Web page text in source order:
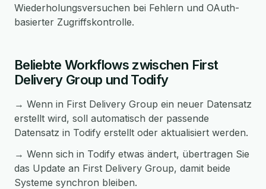
Wiederholungsversuchen bei Fehlern und OAuth-
basierter Zugriffskontrolle.
Beliebte Workflows zwischen First
Delivery Group und Todify
→ Wenn in First Delivery Group ein neuer Datensatz
erstellt wird, soll automatisch der passende
Datensatz in Todify erstellt oder aktualisiert werden.
→ Wenn sich in Todify etwas ändert, übertragen Sie
das Update an First Delivery Group, damit beide
Systeme synchron bleiben.